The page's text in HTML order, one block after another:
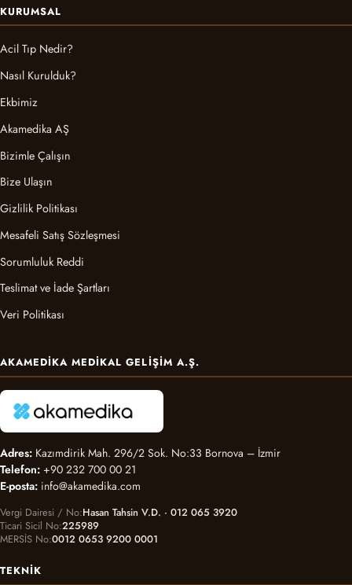
KURUMSAL
Acil Tıp Nedir?
Nasıl Kurulduk?
Ekbimiz
Akamedika AŞ
Bizimle Çalışın
Bize Ulaşın
Gizlilik Politikası
Mesafeli Satış Sözleşmesi
Sorumluluk Reddi
Teslimat ve İade Şartları
Veri Politikası
AKAMEDIKA MEDIKAL GELIŞIM A.Ş.
Adres: Kazımdirik Mah. 296/2 Sok. No:33 Bornova – İzmir
Telefon: +90 232 700 00 21
E-posta: info@akamedika.com
Vergi Dairesi / No Hasan Tahsin V.D. · 012 065 3920
Ticari Sicil No 225989
MERSİS No 0012 0653 9200 0001
TEKNIK